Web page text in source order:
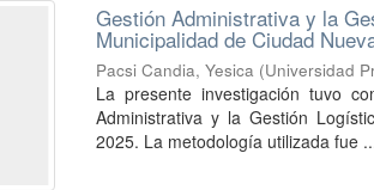
Gestión Administrativa y la
Municipalidad de Ciudad
Pacsi Candia, Yesica (Universidad
La presente investigación tuvo
Administrativa y la Gestión
2025. La metodología utilizada fue